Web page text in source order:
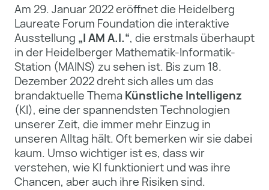
Am 29. Januar 2022 eröffnet die Heidelberg
Laureate Forum Foundation die interaktive
Ausstellung „I AM A.I.“, die erstmals überhaupt
in der Heidelberger Mathematik-Informatik-
Station (MAINS) zu sehen ist. Bis zum 18.
Dezember 2022 dreht sich alles um das
brandaktuelle Thema Künstliche Intelligenz
(KI), eine der spannendsten Technologien
unserer Zeit, die immer mehr Einzug in
unseren Alltag hält. Oft bemerken wir sie dabei
kaum. Umso wichtiger ist es, dass wir
verstehen, wie KI funktioniert und was ihre
Chancen, aber auch ihre Risiken sind.